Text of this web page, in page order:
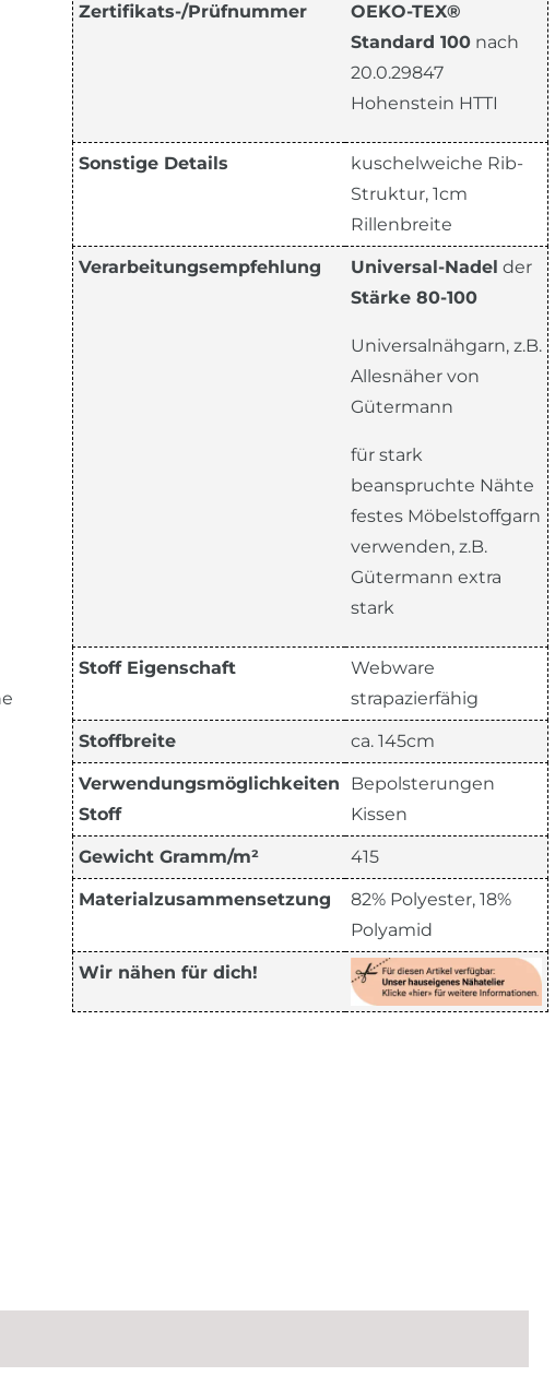
Zertifikats-/Prüfnummer
OEKO-TEX®
Standard 100 nach
20.0.29847
Hohenstein HTTI
Sonstige Details
kuschelweiche Rib-
Struktur, 1cm
Rillenbreite
Verarbeitungsempfehlung Universal-Nadel der
Stärke 80-100
Universalnähgarn, z.B.
Allesnäher von
Gütermann
für stark
beanspruchte Nähte
festes Möbelstoffgarn
verwenden, z.B.
Gütermann extra
stark
Stoff Eigenschaft
Webware
strapazierfähig
Stoffbreite ca. 145cm
Verwendungsmöglichkeiten
Stoff
Bepolsterungen
Kissen
Gewicht Gramm/m² 415
Materialzusammensetzung
82% Polyester, 18%
Polyamid
Wir nähen für dich!